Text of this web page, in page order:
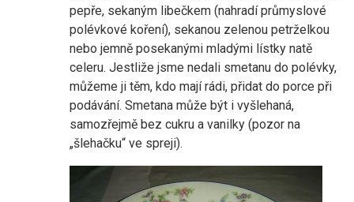
pepře, sekaným libečkem (nahradí průmyslové
polévkové koření), sekanou zelenou petrželkou
nebo jemně posekanými mladými lístky natě
celeru. Jestliže jsme nedali smetanu do polévky,
můžeme ji těm, kdo mají rádi, přidat do porce při
podávání. Smetana může být i vyšlehaná,
samozřejmě bez cukru a vanilky (pozor na
„šlehačku“ ve spreji).